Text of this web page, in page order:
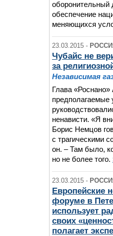
оборонительный
обеспечение
меняющихся
23.03.2015 -
Чубайс не
за
Независимая
Глава
ненависти. «Я
Борис Немцов
с трагическими
он. – Там было,
но не более того.
23.03.2015 -
Европейские
форуме в
использует
своих
полагает